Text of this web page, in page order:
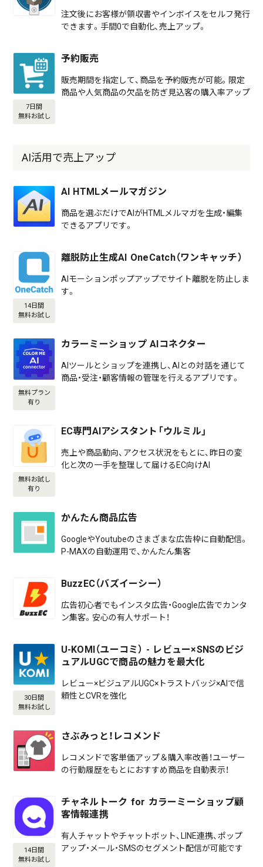
注文後にお客様が領収書やインボイスをセルフ発行
できます。手間0で自動化、売上アップ。
7日間
無料お試し
予約販売
販売期間を指定して、商品を予約販売が可能。限定
商品や人気商品の欠品を防ぎ見込客の購入率アップ
AI活用で売上アップ
AI HTMLメールマガジン
商品を選ぶだけでAIがHTMLメルマガを生成・編集
できるアプリです。
14日間
無料お試し
離脱防止生成AI OneCatch（ワンキャッチ）
AIモーションポップアップでサイト離脱を防止しま
す。
無料プラン
有り
カラーミーショップ AIコネクター
AIツールとショップを連携し、AIとの対話を通じて
商品・受注・顧客情報の管理を行えるアプリです。
無料お試し
有り
EC専門AIアシスタント「ウルミル」
売上や商品動向、アクセス状況をもとに、昨日の変
化と次の一手を整理して届けるEC向けAI
かんたん商品広告
GoogleやYoutubeのさまざまな広告枠に自動配信。
P-MAXの自動運用で、かんたん集客
BuzzEC（バズイーシー）
広告初心者でもインスタ広告・Google広告でカンタ
ン集客。安心の有人サポート！
30日間
無料お試し
U-KOMI（ユーコミ） - レビュー×SNSのビジ
ュアルUGCで商品の魅力を最大化
レビュー×ビジュアルUGC×トラストバッジ×AIで信
頼性とCVRを強化
さぶみっと！レコメンド
レコメンドで客単価アップ＆購入率改善！ユーザー
の行動履歴をもとにおすすめ商品を自動表示！
14日間
無料お試し
チャネルトーク for カラーミーショップ顧
客情報連携
有人チャットやチャットボット、LINE連携、ポップ
アップ・メール・SMSのセグメント配信が可能です